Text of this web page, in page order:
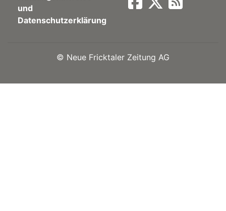
und
Datenschutzerklärung
© Neue Fricktaler Zeitung AG